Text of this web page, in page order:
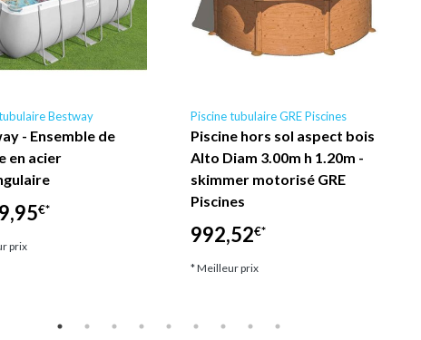
Bestway
- Ensemble de
en acier
€*
prix
Piscine tubulaire GRE Piscines
Piscine hors sol aspect bois
Alto Diam 3.00m h 1.20m -
skimmer motorisé GRE
Piscines
992,52€*
* Meilleur prix